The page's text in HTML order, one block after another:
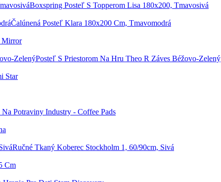
Boxspring Posteľ S Topperom Lisa 180x200, Tmavosivá
Čalúnená Posteľ Klara 180x200 Cm, Tmavomodrá
Mirror
Posteľ S Priestorom Na Hru Theo R Záves Béžovo-Zelený
Star
Na Potraviny Industry - Coffee Pads
Ručné Tkaný Koberec Stockholm 1, 60/90cm, Sivá
Cm